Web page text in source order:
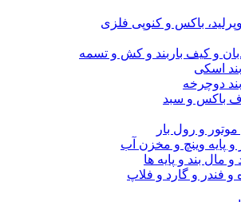
باکس و کنوپی فلزی
و کیف باربند و کش و تسمه
اسکی
دوچرخه
باکس و سبد
و رول بار
و پایه وینچ و مخزن آب
و مال بند و پایه ها
و فندر و گارد و فلاپ